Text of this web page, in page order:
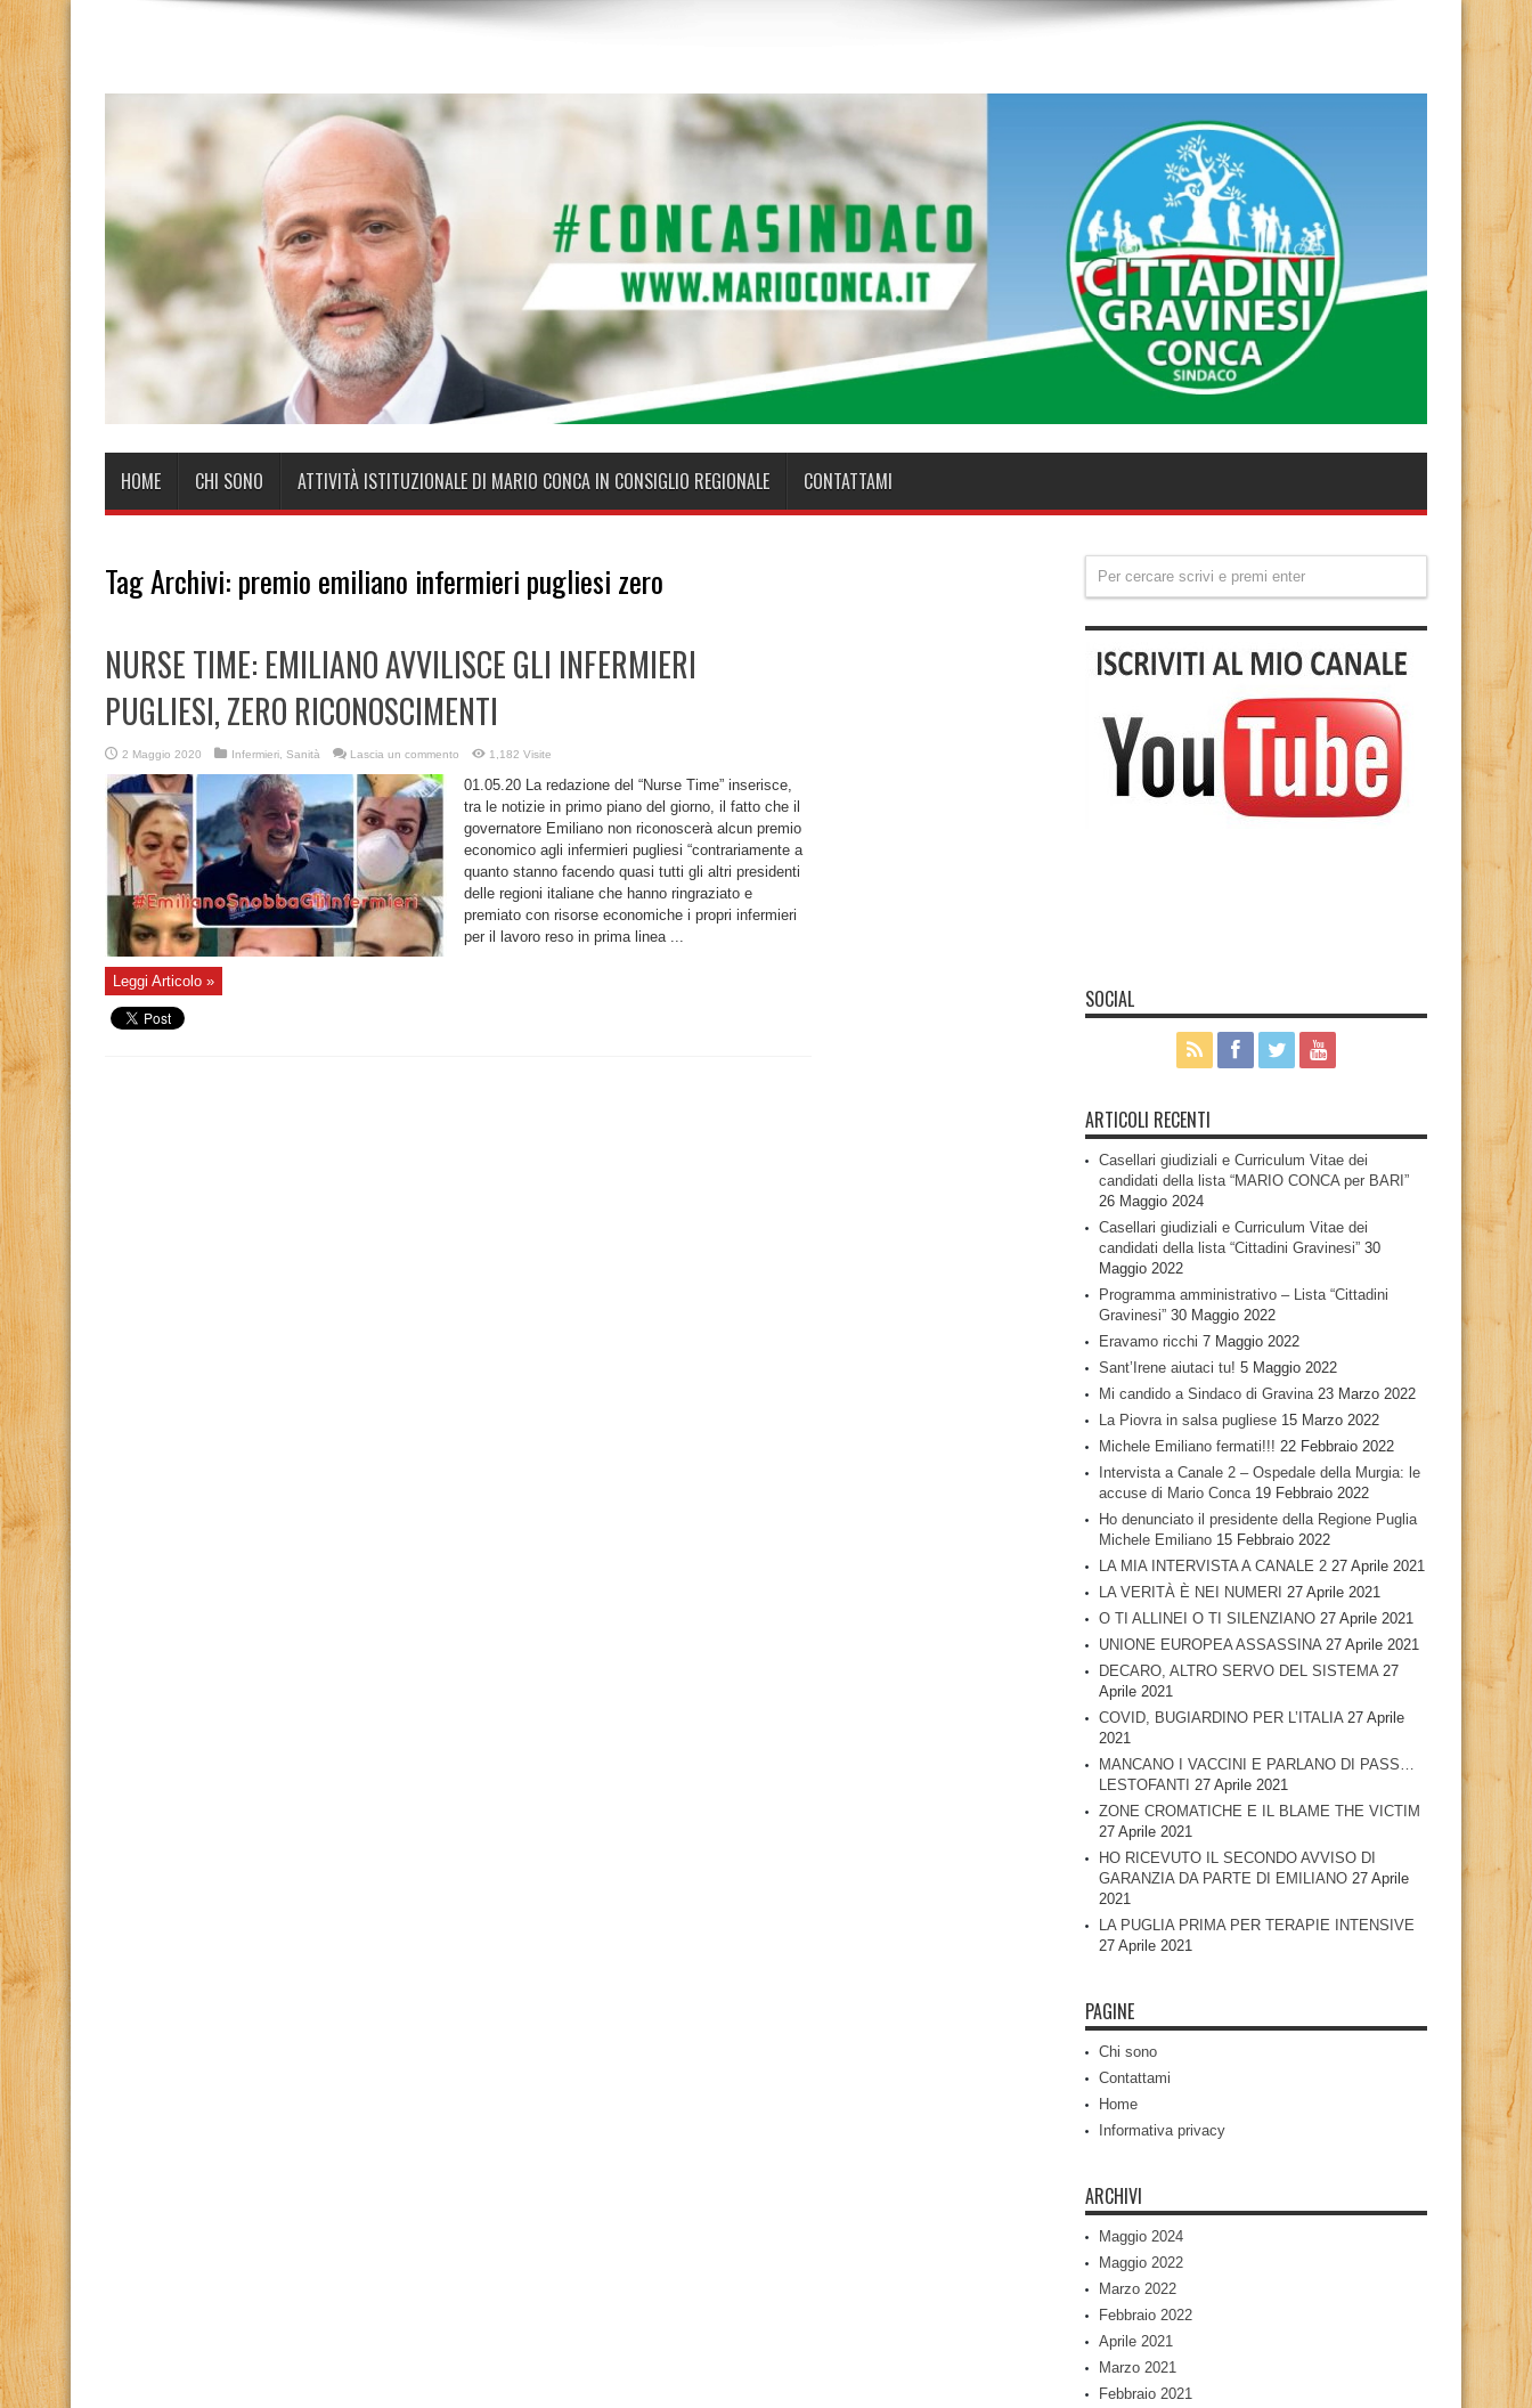
HOME CHI SONO ATTIVITÀ ISTITUZIONALE DI MARIO CONCA IN CONSIGLIO REGIONALE CONTATTAMI
Tag Archivi: premio emiliano infermieri pugliesi zero
NURSE TIME: EMILIANO AVVILISCE GLI INFERMIERI
PUGLIESI, ZERO RICONOSCIMENTI
2 Maggio 2020 Infermieri Sanità Lascia un commento 1,182 Visite
01.05.20 La redazione del “Nurse Time” inserisce,
tra le notizie in primo piano del giorno, il fatto che il
governatore Emiliano non riconoscerà alcun premio
economico agli infermieri pugliesi “contrariamente a
quanto stanno facendo quasi tutti gli altri presidenti
delle regioni italiane che hanno ringraziato e
premiato con risorse economiche i propri infermieri
per il lavoro reso in prima linea ...
Leggi Articolo »
SOCIAL
ARTICOLI RECENTI
Casellari giudiziali e Curriculum Vitae dei
candidati della lista “MARIO CONCA per BARI”
26 Maggio 2024
Casellari giudiziali e Curriculum Vitae dei
candidati della lista “Cittadini Gravinesi” 30
Maggio 2022
Programma amministrativo – Lista “Cittadini
Gravinesi” 30 Maggio 2022
Eravamo ricchi 7 Maggio 2022
Sant’Irene aiutaci tu! 5 Maggio 2022
Mi candido a Sindaco di Gravina 23 Marzo 2022
La Piovra in salsa pugliese 15 Marzo 2022
Michele Emiliano fermati!!! 22 Febbraio 2022
Intervista a Canale 2 – Ospedale della Murgia: le
accuse di Mario Conca 19 Febbraio 2022
Ho denunciato il presidente della Regione Puglia
Michele Emiliano 15 Febbraio 2022
LA MIA INTERVISTA A CANALE 2 27 Aprile 2021
LA VERITÀ È NEI NUMERI 27 Aprile 2021
O TI ALLINEI O TI SILENZIANO 27 Aprile 2021
UNIONE EUROPEA ASSASSINA 27 Aprile 2021
DECARO, ALTRO SERVO DEL SISTEMA 27
Aprile 2021
COVID, BUGIARDINO PER L’ITALIA 27 Aprile
2021
MANCANO I VACCINI E PARLANO DI PASS…
LESTOFANTI 27 Aprile 2021
ZONE CROMATICHE E IL BLAME THE VICTIM
27 Aprile 2021
HO RICEVUTO IL SECONDO AVVISO DI
GARANZIA DA PARTE DI EMILIANO 27 Aprile
2021
LA PUGLIA PRIMA PER TERAPIE INTENSIVE
27 Aprile 2021
PAGINE
Chi sono
Contattami
Home
Informativa privacy
ARCHIVI
Maggio 2024
Maggio 2022
Marzo 2022
Febbraio 2022
Aprile 2021
Marzo 2021
Febbraio 2021